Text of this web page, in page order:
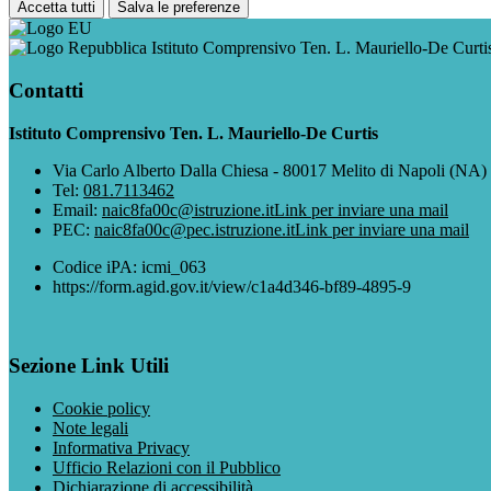
Accetta tutti Salva le preferenze
Istituto Comprensivo Ten. L. Mauriello-De
Contatti
Istituto Comprensivo Ten. L. Mauriello-De Curtis
Via Carlo Alberto Dalla Chiesa - 80017 Melito di Napoli (NA)
Tel: 081.7113462
Email: naic8fa00c@istruzione.itLink per inviare una mail
PEC: naic8fa00c@pec.istruzione.itLink per inviare una mail
Codice iPA: icmi_063
https://form.agid.gov.it/view/c1a4d346-bf89-4895-9
Sezione Link Utili
Cookie policy
Note legali
Informativa Privacy
Ufficio Relazioni con il Pubblico
Dichiarazione di accessibilità